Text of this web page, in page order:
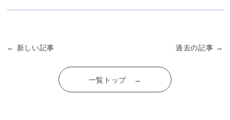
← 新しい記事 過去の記事 →
一覧トップ →